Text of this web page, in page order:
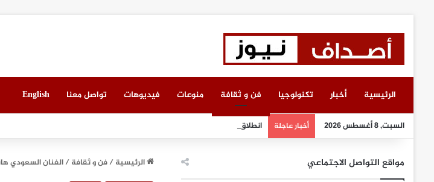
الرئيسية أخبار تكنولوجيا فن و ثقافة منوعات فيديوهات تواصل معنا English
السبت, 8 أغسطس 2026 أخبار عاجلة انطلاق أعمال معرض “سيريدو” العقاري الخامس في جدة مطلع سبتمبر المقبل
الرئيسية/فن و ثقافة/الفنان السعودي
مواقع التواصل الاجتماعي